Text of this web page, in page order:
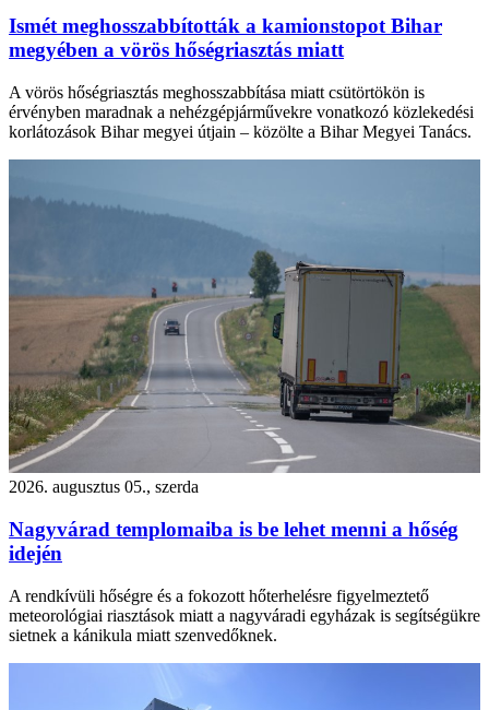
Ismét meghosszabbították a kamionstopot Bihar
megyében a vörös hőségriasztás miatt
A vörös hőségriasztás meghosszabbítása miatt csütörtökön is
érvényben maradnak a nehézgépjárművekre vonatkozó közlekedési
korlátozások Bihar megyei útjain – közölte a Bihar Megyei Tanács.
2026. augusztus 05., szerda
Nagyvárad templomaiba is be lehet menni a hőség
idején
A rendkívüli hőségre és a fokozott hőterhelésre figyelmeztető
meteorológiai riasztások miatt a nagyváradi egyházak is segítségükre
sietnek a kánikula miatt szenvedőknek.